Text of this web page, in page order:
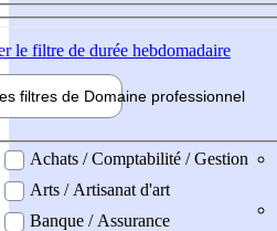
le filtre de durée hebdomadaire
filtres de Domaine professionnel
professionel
Achats / Comptabilité / Gestion
Arts / Artisanat d'art
Banque / Assurance